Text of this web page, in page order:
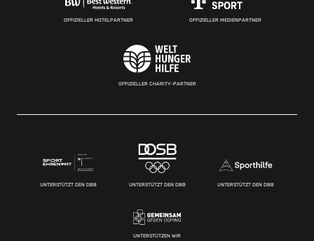
OFFIZIELLER HOTELPARTNER OFFIZIELLER MEDIENPARTNER
OFFIZIELLER CHARITY-PARTNER
UNTERSTÜTZT DEN DBB UNTERSTÜTZT DEN DBB UNTERSTÜTZT DEN DBB
UNTERSTÜTZEN WIR